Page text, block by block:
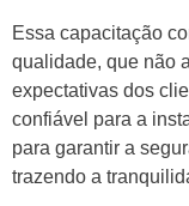
Essa capacitação
qualidade, que não
expectativas dos
confiável para a
para garantir a
trazendo a